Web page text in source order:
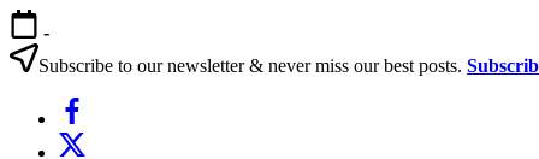
Skip
to
content
-
Subscribe to our newsletter & never miss our best posts.
Facebook
X